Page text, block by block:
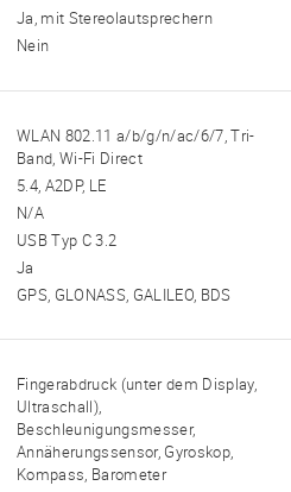
Ja, mit Stereolautsprechern
Nein
WLAN 802.11 a/b/g/n/ac/6/7, Tri-
Band, Wi-Fi Direct
5.4, A2DP, LE
N/A
USB Typ C 3.2
Ja
GPS, GLONASS, GALILEO, BDS
Fingerabdruck (unter dem Display,
Ultraschall),
Beschleunigungsmesser,
Annäherungssensor, Gyroskop,
Kompass, Barometer